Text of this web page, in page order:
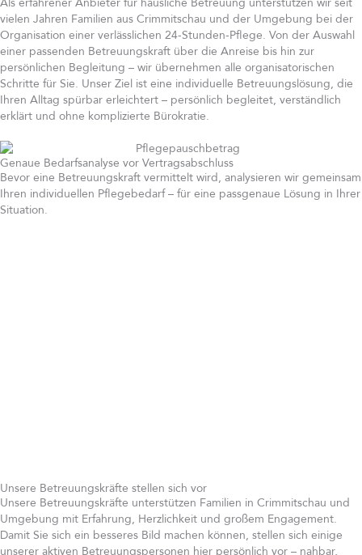
vielen Jahren Familien aus Crimmitschau und der Umgebung bei der
Organisation einer verlässlichen 24-Stunden-Pflege. Von der Auswahl
einer passenden Betreuungskraft über die Anreise bis hin zur
persönlichen Begleitung – wir übernehmen alle organisatorischen
Schritte für Sie. Unser Ziel ist eine individuelle Betreuungslösung, die
Ihren Alltag spürbar erleichtert – persönlich begleitet, verständlich
erklärt und ohne komplizierte Bürokratie.
Genaue Bedarfsanalyse vor Vertragsabschluss
Bevor eine Betreuungskraft vermittelt wird, analysieren wir gemeinsam
Ihren individuellen Pflegebedarf – für eine passgenaue Lösung in Ihrer
Situation.
Unsere Betreuungskräfte stellen sich vor
Unsere Betreuungskräfte unterstützen Familien in Crimmitschau und
Umgebung mit Erfahrung, Herzlichkeit und großem Engagement.
Damit Sie sich ein besseres Bild machen können, stellen sich einige
unserer aktiven Betreuungspersonen hier persönlich vor – nahbar,